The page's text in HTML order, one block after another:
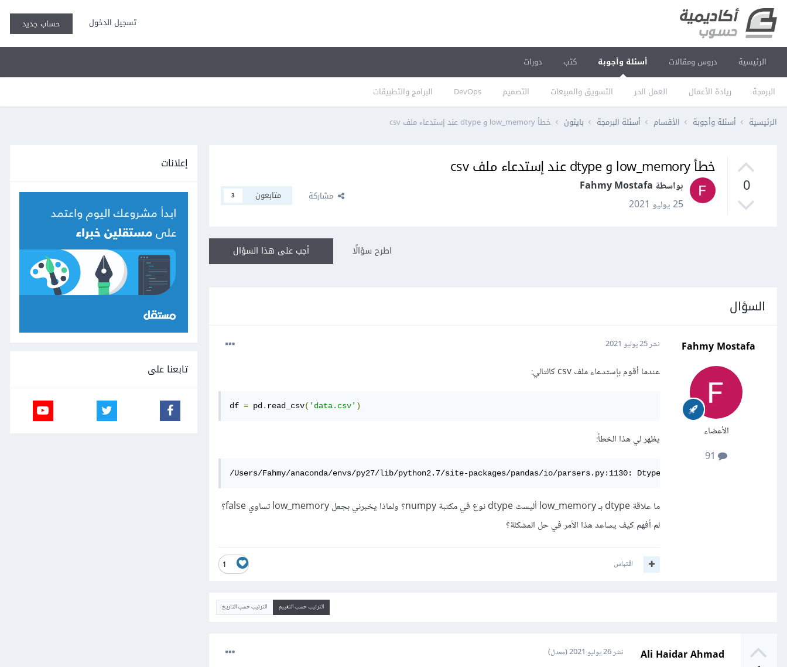
تسجيل الدخول حساب جديد
الرئيسية دروس ومقالات أسئلة وأجوبة
البرمجة ريادة الأعمال العمل الحر التسويق والمبيعات التصميم DevOps البرامج والتطبيقات
كتب دورات
الرئيسية أسئلة وأجوبة الأقسام أسئلة البرمجة بايثون خطأ low_memory و dtype عند إستدعاء ملف csv
0
خطأ low_memory و dtype عند إستدعاء ملف csv
بواسطة Fahmy Mostafa
25 يوليو 2021
مشاركة متابعون 3
أجب على هذا السؤال اطرح سؤالًا
السؤال
Fahmy Mostafa
الأعضاء
نشر25 يوليو 2021
عندما أقوم بإستدعاء ملف csv كالتالي:
df = pd . read_csv( 'data.csv' )
يظهر لي هذا الخطأ:
/Users/Fahmy/anaconda/envs/py27/lib/python2.7/site-packages/pandas/io/parsers.py:1130: DtypeWarning: Columns
ما علاقة dtype بـ low_memory أليست dtype نوع في مكتبة numpy؟ ولماذا يخبرني بجعل low_memory تساوي false؟
لم أفهم كيف يساعد هذا الأمر في حل المشكلة؟
1 اقتباس
الترتيب حسب التقييم الترتيب حسب التاريخ
Ali Haidar Ahmad نشر26 يوليو 2021 (معدل)
إعلانات
تابعنا على